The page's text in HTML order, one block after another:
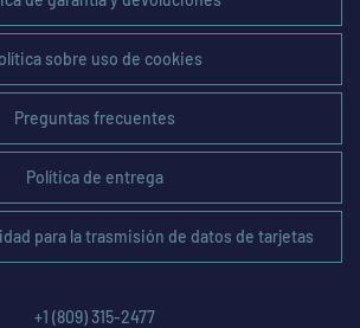
sobre uso de cookies
Preguntas frecuentes
Política de entrega
para la trasmisión de datos de tarjetas
+1 (809) 315-2477